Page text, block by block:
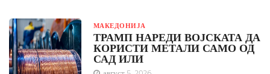
МАКЕДОНИЈА
ТРАМП НАРЕДИ ВОЈСКАТА ДА
КОРИСТИ МЕТАЛИ САМО ОД
САД ИЛИ